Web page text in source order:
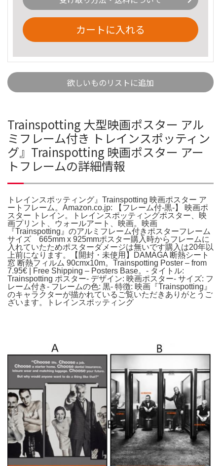
カートに入れる
欲しいものリストに追加
Trainspotting 大型映画ポスター アル
ミフレーム付き トレインスポッティン
グ』Trainspotting 映画ポスター アー
トフレームの詳細情報
トレインスポッティング』Trainspotting 映画ポスター ア
ートフレーム。Amazon.co.jp: 【フレーム付-黒-】 映画ポ
スター トレイン。トレインスポッティングポスター、映
画プリント、ウォールアート、映画。映画
『Trainspotting』のアルミフレーム付きポスターフレーム
サイズ 665mm x 925mmポスター購入時からフレームに
入れていたためポスターダメージは無いです購入は20年以
上前になります。【開封・未使用】DAMAGA 断熱シート
窓 断熱フィルム 90cmx10m。Trainspotting Poster – from
7.95€ | Free Shipping – Posters Base。- タイトル:
Trainspotting ポスター- デザイン: 映画ポスター- サイズ: フ
レーム付き- フレームの色: 黒- 特徴: 映画『Trainspotting』
のキャラクターが描かれているご覧いただきありがとうご
ざいます。トレインスポッティング